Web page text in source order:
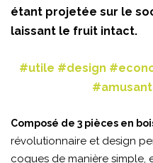
étant projetée sur le
laissant le fruit intact.
#utile #design
Composé de 3 pièces en
révolutionnaire et design
coques de manière simple,